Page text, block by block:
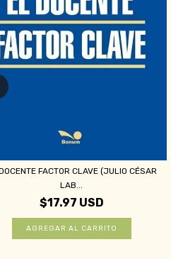
FACTOR CLAVE (JULIO CÉSAR
LAB...
$17.97 USD